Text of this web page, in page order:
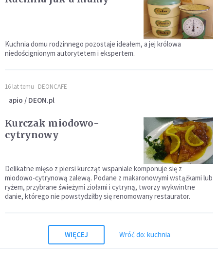
Kuchnia domu rodzinnego pozostaje ideałem, a jej królowa
niedoścignionym autorytetem i ekspertem.
16 lat temu DEONCAFE
apio / DEON.pl
Kurczak miodowo-
cytrynowy
Delikatne mięso z piersi kurcząt wspaniale komponuje się z
miodowo-cytrynową zalewą. Podane z makaronowymi wstążkami lub
ryżem, przybrane świeżymi ziołami i cytryną, tworzy wykwintne
danie, którego nie powstydziłby się renomowany restaurator.
WIĘCEJ Wróć do: kuchnia